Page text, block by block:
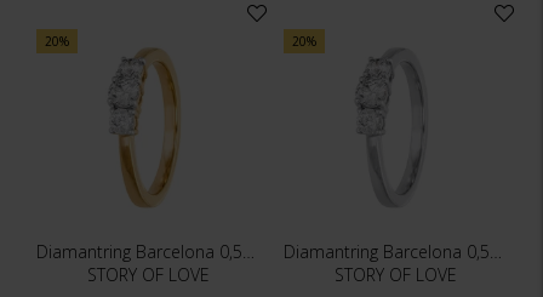
20%
Diamantring Barcelona 0,50 ct
STORY OF LOVE
20%
Diamantring Barcelona 0,50 ct
STORY OF LOVE